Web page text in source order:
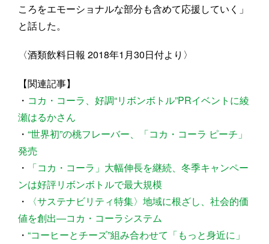
ころをエモーショナルな部分も含めて応援していく」
と話した。
〈酒類飲料日報 2018年1月30日付より〉
【関連記事】
・ コカ・コーラ、好調“リボンボトル”PRイベントに綾
瀬はるかさん
・ “世界初”の桃フレーバー、「コカ・コーラ ピーチ」
発売
・
「コカ・コーラ」大幅伸長を継続、冬季キャンペー
ンは好評リボンボトルで最大規模
・
〈サステナビリティ特集〉地域に根ざし、社会的価
値を創出―コカ・コーラシステム
・ “コーヒーとチーズ”組み合わせて「もっと身近に」